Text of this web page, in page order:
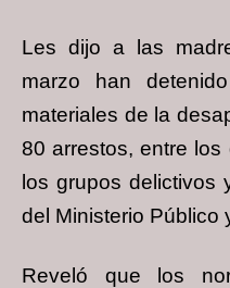
Les dijo a las
marzo han
materiales de la
80 arrestos, entre
los grupos delictivos
del Ministerio Público
Reveló que los